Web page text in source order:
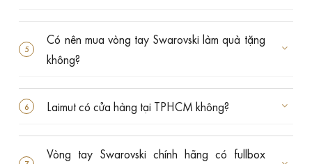
Có nên mua vòng tay Swarovski làm quà tặng
không?
Laimut có cửa hàng tại TPHCM không?
Vòng tay Swarovski chính hãng có fullbox